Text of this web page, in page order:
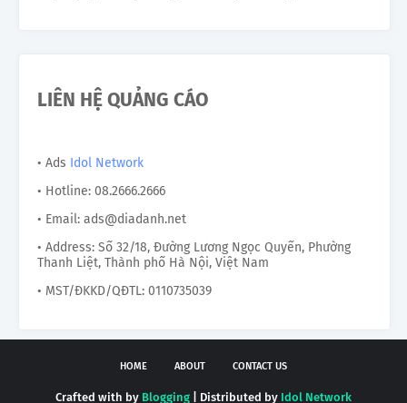
LIÊN HỆ QUẢNG CÁO
• Ads Idol Network
• Hotline: 08.2666.2666
• Email: ads@diadanh.net
• Address: Số 32/18, Đường Lương Ngọc Quyến, Phường
Thanh Liệt, Thành phố Hà Nội, Việt Nam
• MST/ĐKKD/QĐTL: 0110735039
HOME ABOUT CONTACT US
Crafted with by Blogging | Distributed by Idol Network